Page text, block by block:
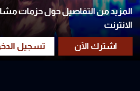
المزيد من التفاصيل حول حزمات
الانترنت